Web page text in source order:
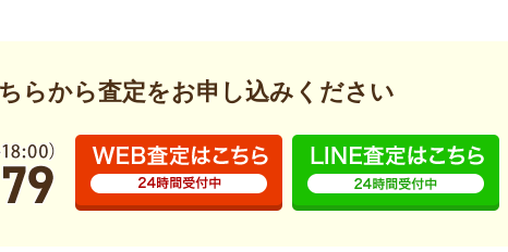
らから査定をお申し込みください